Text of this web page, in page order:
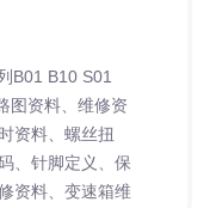
B01 B10 S01
图资料、维修资
资料、螺丝扭
、针脚定义、保
资料、变速箱维